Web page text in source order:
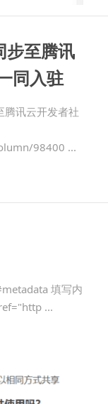
步至腾讯
同入驻
腾讯云开发者社
98400 ...
填写内
...